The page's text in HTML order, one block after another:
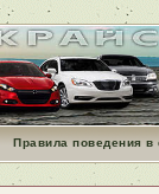
Правила поведения